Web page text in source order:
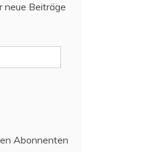
neue Beiträge
Abonnenten